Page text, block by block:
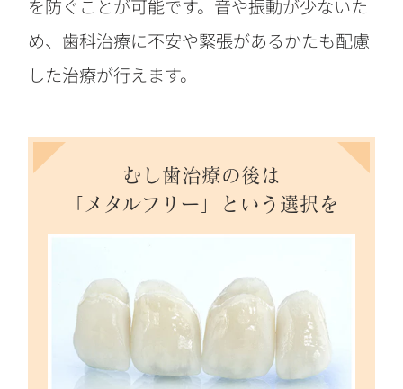
を防ぐことが可能です。音や振動が少ないた
め、歯科治療に不安や緊張があるかたも配慮
した治療が行えます。
むし歯治療の後は
「メタルフリー」という選択を